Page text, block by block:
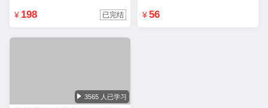
¥ 198 已完结 ¥ 56
3565 人已学习